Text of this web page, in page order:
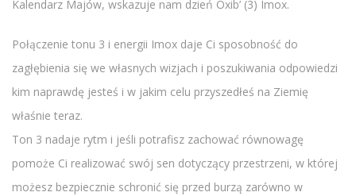
Kalendarz Majów, wskazuje nam dzień Oxib’ (3) Imox.
Połączenie tonu 3 i energii Imox daje Ci sposobność do
zagłębienia się we własnych wizjach i poszukiwania odpowiedzi
kim naprawdę jesteś i w jakim celu przyszedłeś na Ziemię
właśnie teraz.
Ton 3 nadaje rytm i jeśli potrafisz zachować równowagę
pomoże Ci realizować swój sen dotyczący przestrzeni, w której
możesz bezpiecznie schronić się przed burzą zarówno w